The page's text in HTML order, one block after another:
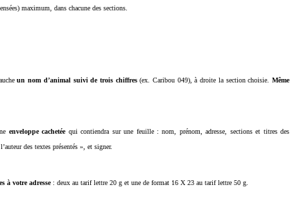
maximum, dans chacune des sections.
un nom d’animal suivi de trois chiffres(ex. Caribou 049), à droite la section choisie. Même
enveloppe cachetéequi contiendra sur une feuille : nom, prénom, adresse, sections et titres des
des textes présentés », et signer.
à votre adresse: deux au tarif lettre 20 g et une de format 16 X 23 au tarif lettre 50 g.